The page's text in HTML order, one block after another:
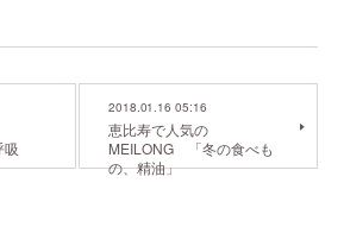
2018.01.16 05:16
恵比寿で人気の
MEILONG 「冬の食べも
の、精油」